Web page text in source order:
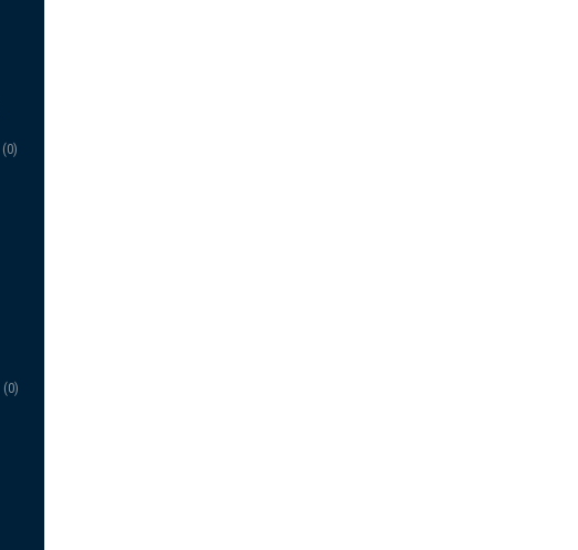
(0)
(0)